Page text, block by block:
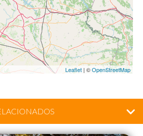
Leaflet | ©OpenStreetMap